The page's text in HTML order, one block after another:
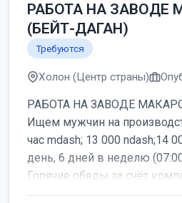
РАБОТА НА ЗАВОДЕ
(БЕЙТ-ДАГАН)
Требуются
Холон (Центр страны)
РАБОТА НА ЗАВОДЕ
Ищем мужчин на
час mdash; 13 000 ndash;14
день, 6 дней в неделю
Горячие обеды за счёт